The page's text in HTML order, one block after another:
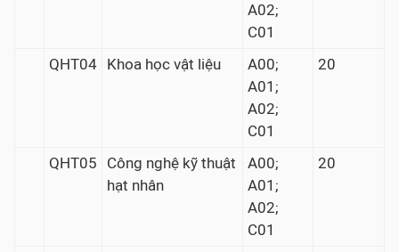
A02;
C01
QHT04 Khoa học vật liệu
A00;
A01;
A02;
C01
20
QHT05
Công nghệ kỹ thuật
hạt nhân
A00;
A01;
A02;
C01
20